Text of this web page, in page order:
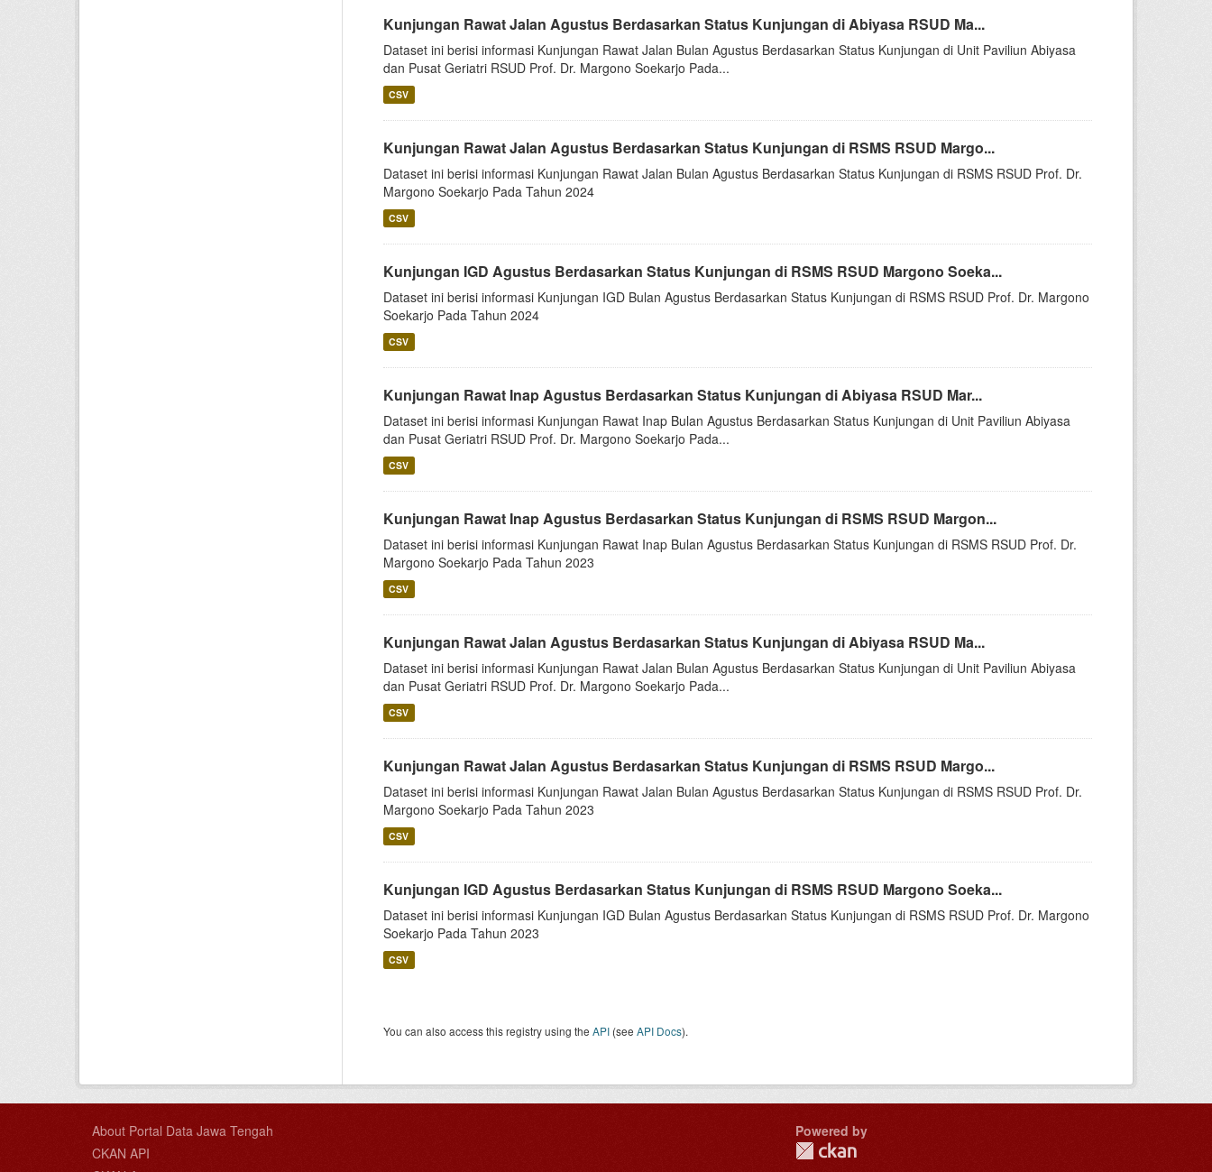
Kunjungan Rawat Jalan Agustus Berdasarkan Status Kunjungan di Abiyasa RSUD Ma...
Dataset ini berisi informasi Kunjungan Rawat Jalan Bulan Agustus Berdasarkan Status Kunjungan di Unit Paviliun Abiyasa
dan Pusat Geriatri RSUD Prof. Dr. Margono Soekarjo Pada...
CSV
Kunjungan Rawat Jalan Agustus Berdasarkan Status Kunjungan di RSMS RSUD Margo...
Dataset ini berisi informasi Kunjungan Rawat Jalan Bulan Agustus Berdasarkan Status Kunjungan di RSMS RSUD Prof. Dr.
Margono Soekarjo Pada Tahun 2024
CSV
Kunjungan IGD Agustus Berdasarkan Status Kunjungan di RSMS RSUD Margono Soeka...
Dataset ini berisi informasi Kunjungan IGD Bulan Agustus Berdasarkan Status Kunjungan di RSMS RSUD Prof. Dr. Margono
Soekarjo Pada Tahun 2024
CSV
Kunjungan Rawat Inap Agustus Berdasarkan Status Kunjungan di Abiyasa RSUD Mar...
Dataset ini berisi informasi Kunjungan Rawat Inap Bulan Agustus Berdasarkan Status Kunjungan di Unit Paviliun Abiyasa
dan Pusat Geriatri RSUD Prof. Dr. Margono Soekarjo Pada...
CSV
Kunjungan Rawat Inap Agustus Berdasarkan Status Kunjungan di RSMS RSUD Margon...
Dataset ini berisi informasi Kunjungan Rawat Inap Bulan Agustus Berdasarkan Status Kunjungan di RSMS RSUD Prof. Dr.
Margono Soekarjo Pada Tahun 2023
CSV
Kunjungan Rawat Jalan Agustus Berdasarkan Status Kunjungan di Abiyasa RSUD Ma...
Dataset ini berisi informasi Kunjungan Rawat Jalan Bulan Agustus Berdasarkan Status Kunjungan di Unit Paviliun Abiyasa
dan Pusat Geriatri RSUD Prof. Dr. Margono Soekarjo Pada...
CSV
Kunjungan Rawat Jalan Agustus Berdasarkan Status Kunjungan di RSMS RSUD Margo...
Dataset ini berisi informasi Kunjungan Rawat Jalan Bulan Agustus Berdasarkan Status Kunjungan di RSMS RSUD Prof. Dr.
Margono Soekarjo Pada Tahun 2023
CSV
Kunjungan IGD Agustus Berdasarkan Status Kunjungan di RSMS RSUD Margono Soeka...
Dataset ini berisi informasi Kunjungan IGD Bulan Agustus Berdasarkan Status Kunjungan di RSMS RSUD Prof. Dr. Margono
Soekarjo Pada Tahun 2023
CSV
You can also access this registry using the API (see API Docs).
About Portal Data Jawa Tengah
CKAN API
Powered by